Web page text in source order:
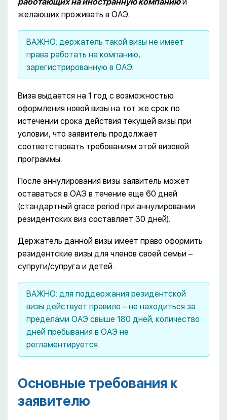
желающих проживать в ОАЭ.
ВАЖНО: держатель такой визы не имеет
права работать на компанию,
зарегистрированную в ОАЭ.
Виза выдается на 1 год с возможностью
оформления новой визы на тот же срок по
истечении срока действия текущей визы при
условии, что заявитель продолжает
соответствовать требованиям этой визовой
программы.
После аннулирования визы заявитель может
оставаться в ОАЭ в течение еще 60 дней
(стандартный grace period при аннулировании
резидентских виз составляет 30 дней).
Держатель данной визы имеет право оформить
резидентские визы для членов своей семьи –
супруги/cупруга и детей.
ВАЖНО: для поддержания резидентской
визы действует правило – не находиться за
пределами ОАЭ свыше 180 дней; количество
дней пребывания в ОАЭ не
регламентируется.
Основные требования к
заявителю